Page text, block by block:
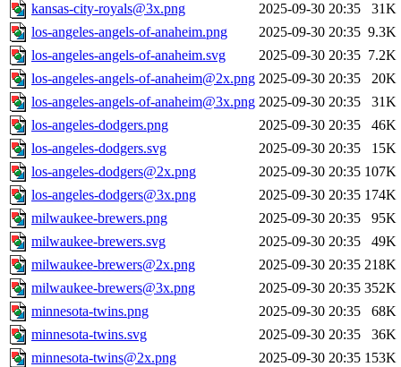
kansas-city-royals@3x.png
2025-09-30 20:35
31K
los-angeles-angels-of-anaheim.png
2025-09-30 20:35 9.3K
los-angeles-angels-of-anaheim.svg
2025-09-30 20:35 7.2K
los-angeles-angels-of-anaheim@2x.png 2025-09-30 20:35
20K
los-angeles-angels-of-anaheim@3x.png 2025-09-30 20:35
31K
los-angeles-dodgers.png
2025-09-30 20:35
46K
los-angeles-dodgers.svg
2025-09-30 20:35
15K
los-angeles-dodgers@2x.png
2025-09-30 20:35 107K
los-angeles-dodgers@3x.png
2025-09-30 20:35 174K
milwaukee-brewers.png
2025-09-30 20:35
95K
milwaukee-brewers.svg
2025-09-30 20:35
49K
milwaukee-brewers@2x.png
2025-09-30 20:35 218K
milwaukee-brewers@3x.png
2025-09-30 20:35 352K
minnesota-twins.png
2025-09-30 20:35
68K
minnesota-twins.svg
2025-09-30 20:35
36K
minnesota-twins@2x.png
2025-09-30 20:35 153K